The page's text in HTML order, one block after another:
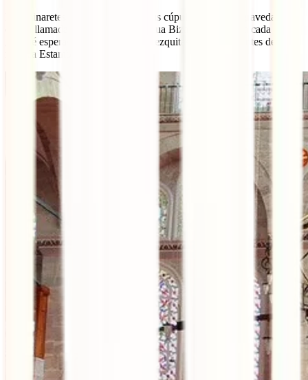
Los minaretes adornan su perfil, sus cúpulas retan a la gravedad y
con la llamada a la oración la antigua Bizancio despierta cada día.
¿A qué esperas para conocer las mezquitas más importantes de la
mágica Estambul?